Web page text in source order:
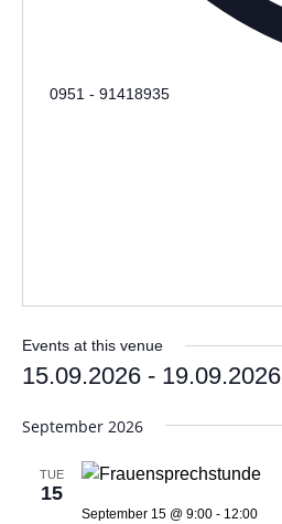
Phone
0951 - 91418935
Events at this venue
15.09.2026 - 19.09.2026
date.
September 2026
TUE
15
September 15 @ 9:00- 12:00